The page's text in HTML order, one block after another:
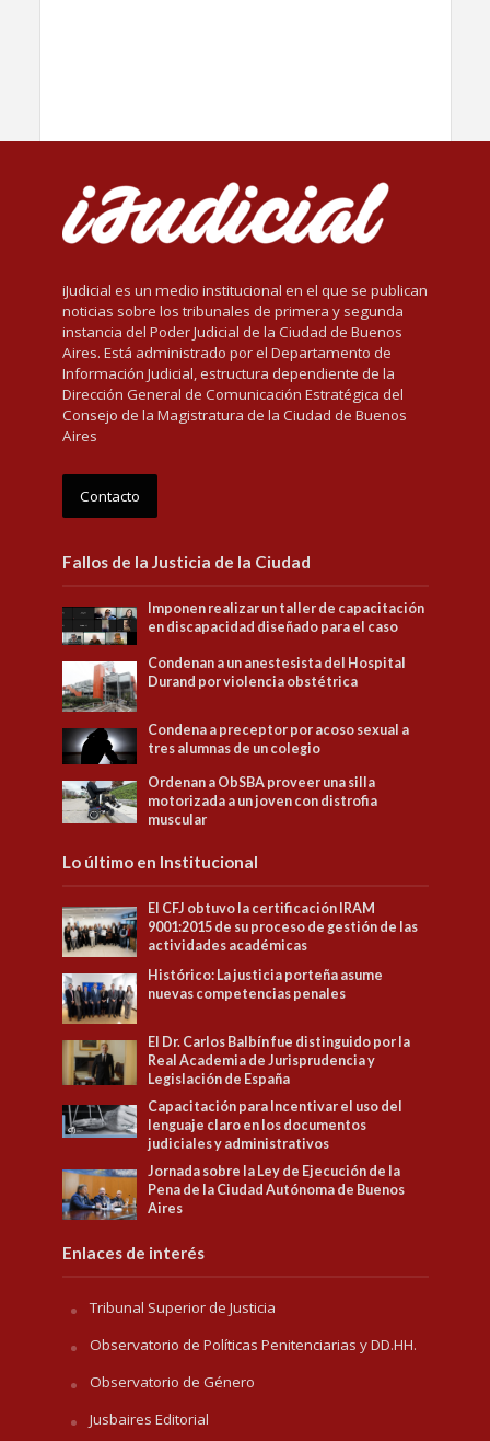
iJudicial es un medio institucional en el que se publican
noticias sobre los tribunales de primera y segunda
instancia del Poder Judicial de la Ciudad de Buenos
Aires. Está administrado por el Departamento de
Información Judicial, estructura dependiente de la
Dirección General de Comunicación Estratégica del
Consejo de la Magistratura de la Ciudad de Buenos
Aires
Contacto
Fallos de la Justicia de la Ciudad
Imponen realizar un taller de capacitación
en discapacidad diseñado para el caso
Condenan a un anestesista del Hospital
Durand por violencia obstétrica
Condena a preceptor por acoso sexual a
tres alumnas de un colegio
Ordenan a ObSBA proveer una silla
motorizada a un joven con distrofia
muscular
Lo último en Institucional
El CFJ obtuvo la certificación IRAM
9001:2015 de su proceso de gestión de las
actividades académicas
Histórico: La justicia porteña asume
nuevas competencias penales
El Dr. Carlos Balbín fue distinguido por la
Real Academia de Jurisprudencia y
Legislación de España
Capacitación para Incentivar el uso del
lenguaje claro en los documentos
judiciales y administrativos
Jornada sobre la Ley de Ejecución de la
Pena de la Ciudad Autónoma de Buenos
Aires
Enlaces de interés
Tribunal Superior de Justicia
Observatorio de Políticas Penitenciarias y DD.HH.
Observatorio de Género
Jusbaires Editorial